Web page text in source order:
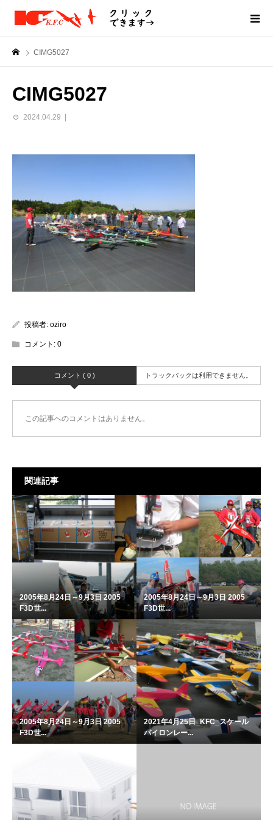
CIMG5027
CIMG5027
2024.04.29
投稿者: oziro
コメント: 0
コメント ( 0 ) トラックバックは利用できません。
この記事へのコメントはありません。
関連記事
2005年8月24日～9月3日 2005
F3D世...
2005年8月24日～9月3日 2005
F3D世...
2005年8月24日～9月3日 2005
F3D世...
2021年4月25日_KFC_スケール
パイロンレー...